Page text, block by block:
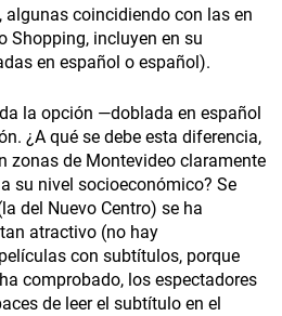
algunas coincidiendo con las en
Shopping, incluyen en su
en español o español).
la opción —doblada en español
¿A qué se debe esta diferencia,
zonas de Montevideo claramente
su nivel socioeconómico? Se
del Nuevo Centro) se ha
atractivo (no hay
con subtítulos, porque
comprobado, los espectadores
de leer el subtítulo en el